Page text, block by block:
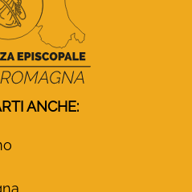
ANCHE: